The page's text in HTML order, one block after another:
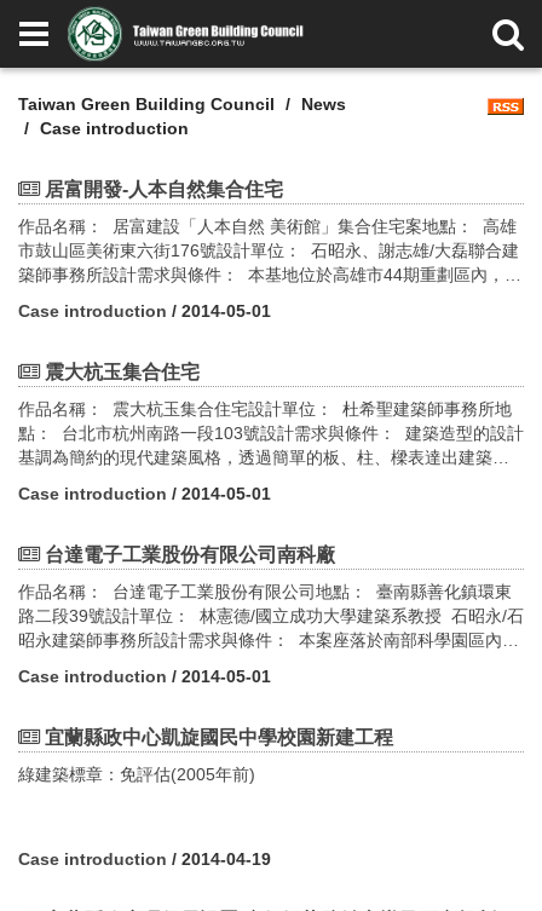
Taiwan Green Building Council
News
Case introduction
居富開發-人本自然集合住宅
作品名稱： 居富建設「人本自然 美術館」集合住宅案地點： 高雄
市鼓山區美術東六街176號設計單位： 石昭永、謝志雄/大磊聯合建
築師事務所設計需求與條件： 本基地位於高雄市44期重劃區內，西
館，中華藝術學校及婦幼醫院。本區北望半屏山、西面壽山、南接
日常節能指標 3.室內環境指標 4.水資源指標 5.污水垃圾改善指標
Case introduction / 2014-05-01
震大杭玉集合住宅
作品名稱： 震大杭玉集合住宅設計單位： 杜希聖建築師事務所地
點： 台北市杭州南路一段103號設計需求與條件： 建築造型的設計
基調為簡約的現代建築風格，透過簡單的板、柱、樑表達出建築力
變化性同樣為我們操作的重點。綠建築設計指標評估： 1.水資源指
Case introduction / 2014-05-01
台達電子工業股份有限公司南科廠
作品名稱： 台達電子工業股份有限公司地點： 臺南縣善化鎮環東
路二段39號設計單位： 林憲德/國立成功大學建築系教授 石昭永/石
昭永建築師事務所設計需求與條件： 本案座落於南部科學園區內，
重視地球環保。過去電子廠房給人的印象便是高耗能高污染，故本
環保的綠色廠房。在董事長鄭崇華先生大力支持之下，本案於2004
金級綠建築。綠建築設計指標評估：鑽石級(2005年更新版) 1.生物
垃圾改善指標
Case introduction / 2014-05-01
宜蘭縣政中心凱旋國民中學校園新建工程
綠建築標章：免評估(2005年前)
Case introduction / 2014-04-19